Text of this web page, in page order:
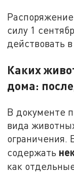
силу 1
действовать
Каких
дома:
В документе
вида
ограничения.
содержать
как